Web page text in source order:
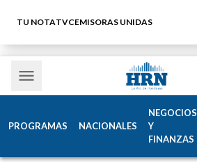
TU NOTATVCEMISORAS UNIDAS
PROGRAMAS NACIONALES
NEGOCIOS
Y
FINANZAS